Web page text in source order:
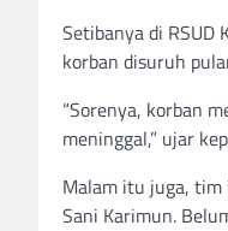
Setibanya di RSUD
korban disuruh
“Sorenya, korban
meninggal,” ujar
Malam itu juga, tim
Sani Karimun.